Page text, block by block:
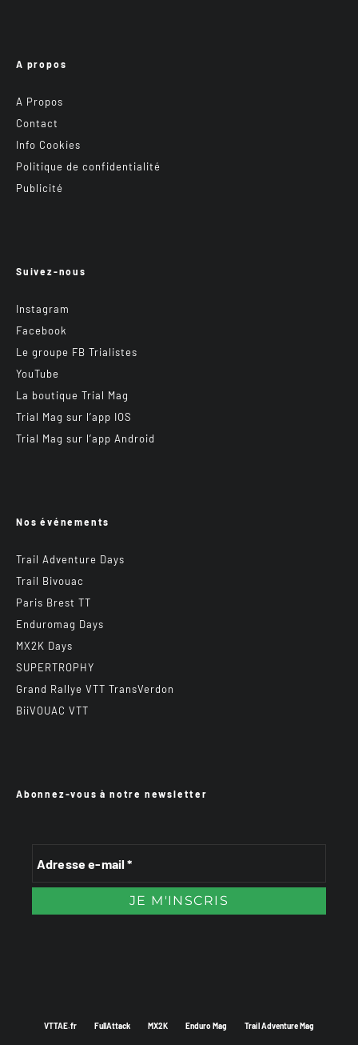
A propos
A Propos
Contact
Info Cookies
Politique de confidentialité
Publicité
Suivez-nous
Instagram
Facebook
Le groupe FB Trialistes
YouTube
La boutique Trial Mag
Trial Mag sur l’app IOS
Trial Mag sur l’app Android
Nos événements
Trail Adventure Days
Trail Bivouac
Paris Brest TT
Enduromag Days
MX2K Days
SUPERTROPHY
Grand Rallye VTT TransVerdon
BiiVOUAC VTT
Abonnez-vous à notre newsletter
VTTAE.fr FullAttack MX2K Enduro Mag Trail Adventure Mag